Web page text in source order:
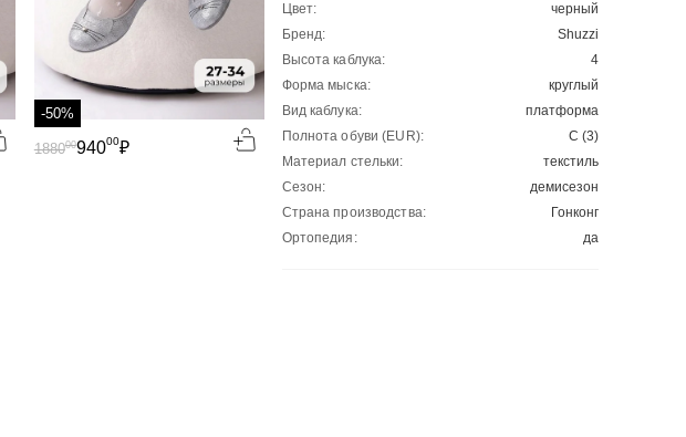
-50%
94000₽
188000
-50%
1018 00 ₽
-50%
1104
Цвет:
черный
Бренд:
Shuzzi
Высота каблука:
4
Форма мыска:
круглый
Вид каблука:
платформа
Полнота обуви (EUR):
С (3)
Материал стельки:
текстиль
Сезон:
демисезон
Страна производства:
Гонконг
Ортопедия:
да